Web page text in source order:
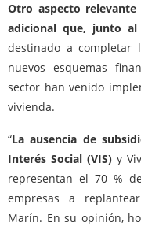
Otro aspecto
adicional que, junto
destinado a completar
nuevos esquemas
sector han venido
vivienda.
“La ausencia de
Interés Social (VIS) y
representan el 70 %
empresas a
Marín. En su opinión,